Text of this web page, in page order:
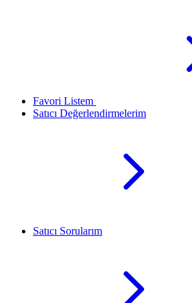
Favori Listem
Satıcı Değerlendirmelerim
Satıcı Sorularım